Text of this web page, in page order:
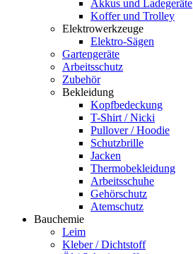
Akkus und Ladegeräte
Koffer und Trolley
Elektrowerkzeuge
Elektro-Sägen
Gartengeräte
Arbeitsschutz
Zubehör
Bekleidung
Kopfbedeckung
T-Shirt / Nicki
Pullover / Hoodie
Schutzbrille
Jacken
Thermobekleidung
Arbeitsschuhe
Gehörschutz
Atemschutz
Bauchemie
Leim
Kleber / Dichtstoff